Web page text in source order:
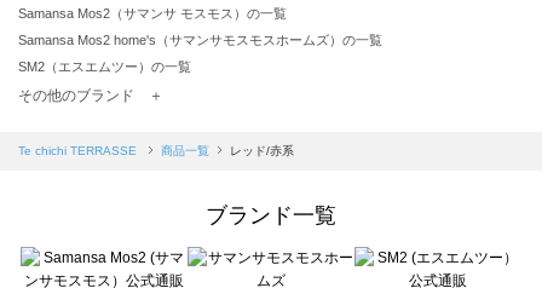
Samansa Mos2（サマンサ モスモス）の一覧
Samansa Mos2 home's（サマンサモスモスホームズ）の一覧
SM2（エスエムツー）の一覧
TSUHARU by Samansa Mos2（ツハルバイサマンサモスモス）の一覧
Samansa Mos2 blue（サマンサモスモス ブルー）の一覧
Te chichi（テチチ）の一覧
Te chichi CLASSIC（テチチ クラシック）の一覧
その他のブランド ＋
Te chichi TERRASSE 商品一覧 レッド/赤系
ブランド一覧